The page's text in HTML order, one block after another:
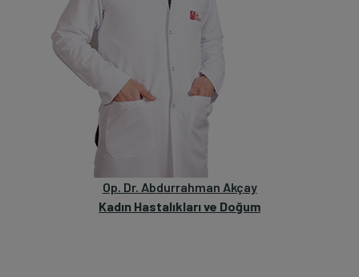
Op. Dr. Abdurrahman Akçay
Kadın Hastalıkları ve Doğum